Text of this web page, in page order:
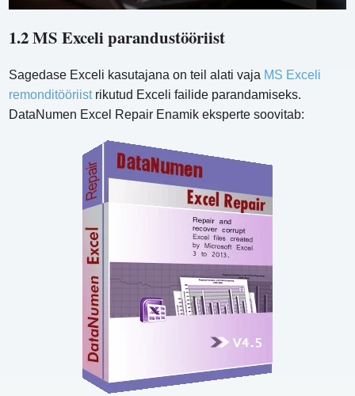
1.2 MS Exceli parandustööriist
Sagedase Exceli kasutajana on teil alati vaja MS Exceli
remonditööriistrikutud Exceli failide parandamiseks.
DataNumen Excel Repair Enamik eksperte soovitab: